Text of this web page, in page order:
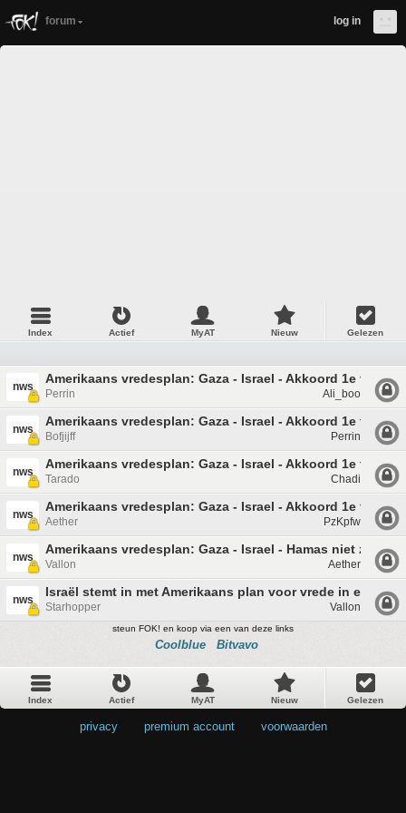
forum log in
Index Actief MyAT Nieuw Gelezen
nws
Amerikaans vredesplan: Gaza - Israel - Akkoord 1e fase #6
Perrin Ali_boo
nws
Amerikaans vredesplan: Gaza - Israel - Akkoord 1e fase #5
Bofjijff Perrin
nws
Amerikaans vredesplan: Gaza - Israel - Akkoord 1e fase #4
Tarado Chadi
nws
Amerikaans vredesplan: Gaza - Israel - Akkoord 1e fase #3
Aether PzKpfw
nws
Amerikaans vredesplan: Gaza - Israel - Hamas niet
Vallon Aether
nws
Israël stemt in met Amerikaans plan voor vrede in en
Starhopper Vallon
steun FOK! en koop via een van deze links
Coolblue Bitvavo
Index Actief MyAT Nieuw Gelezen
privacy premium account voorwaarden